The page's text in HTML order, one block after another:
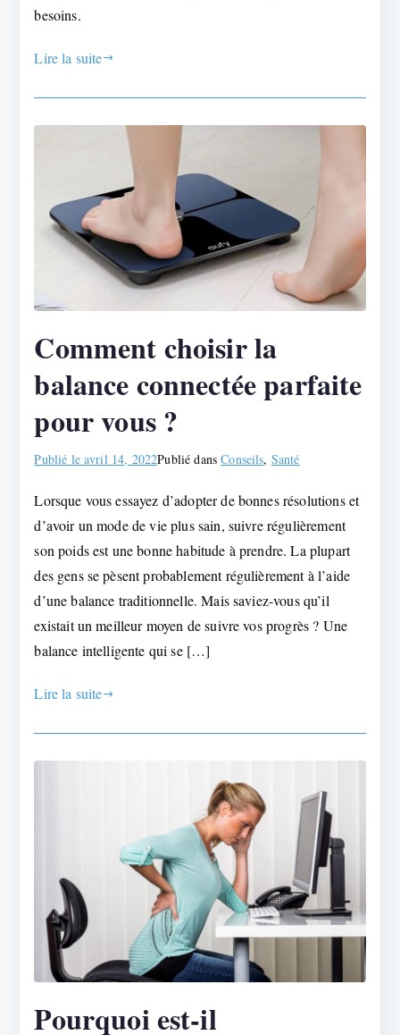
besoins.
Lire la suite
Comment choisir la
balance connectée parfaite
pour vous ?
Publié leavril 14, 2022Publié dansConseils, Santé
Lorsque vous essayez d’adopter de bonnes résolutions et
d’avoir un mode de vie plus sain, suivre régulièrement
son poids est une bonne habitude à prendre. La plupart
des gens se pèsent probablement régulièrement à l’aide
d’une balance traditionnelle. Mais saviez-vous qu’il
existait un meilleur moyen de suivre vos progrès ? Une
balance intelligente qui se […]
Lire la suite
Pourquoi est-il